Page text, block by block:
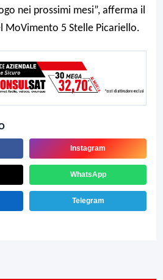
nei prossimi mesi”, afferma il
MoVimento 5 Stelle Picariello.
Instagram
WhatsApp
Telegram